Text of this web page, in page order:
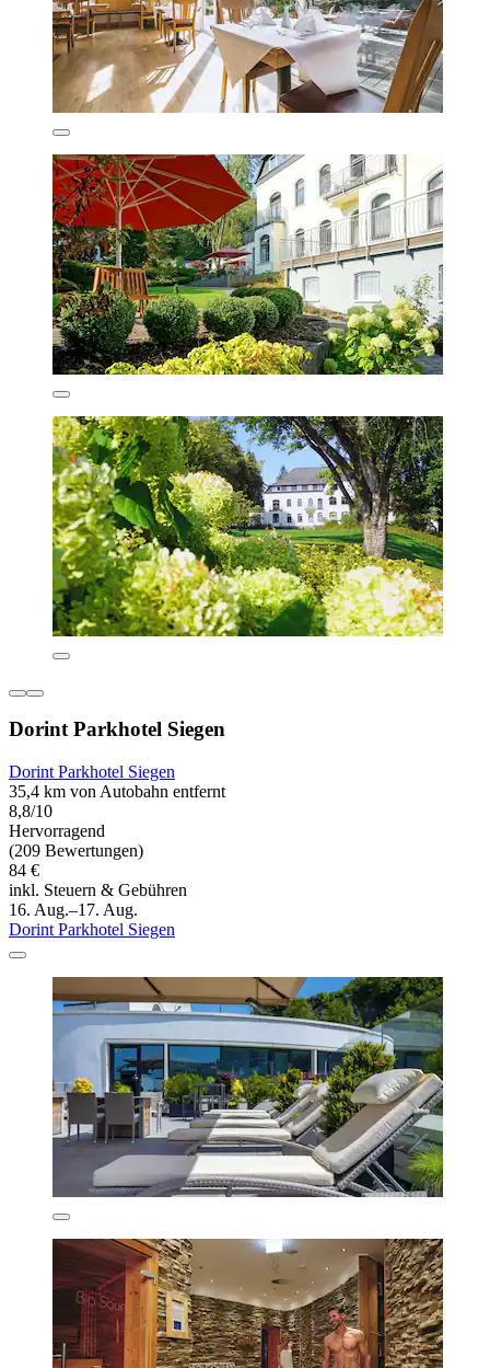
Dorint Parkhotel Siegen
Dorint Parkhotel Siegen
35,4 km von Autobahn entfernt
8,8/10
Hervorragend
(209 Bewertungen)
84 €
inkl. Steuern & Gebühren
16. Aug.–17. Aug.
Dorint Parkhotel Siegen